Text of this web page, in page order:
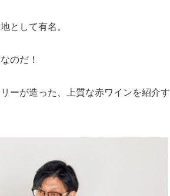
として有名。
のだ！
ーが造った、上質な赤ワインを紹介す